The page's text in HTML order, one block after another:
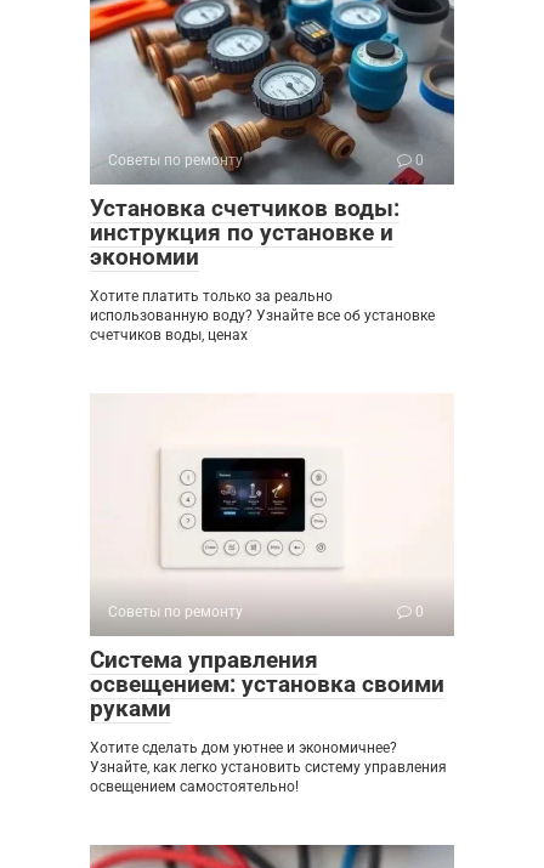
Советы по ремонту 0
Установка счетчиков воды:
инструкция по установке и
экономии
Хотите платить только за реально
использованную воду? Узнайте все об установке
счетчиков воды, ценах
Советы по ремонту 0
Система управления
освещением: установка своими
руками
Хотите сделать дом уютнее и экономичнее?
Узнайте, как легко установить систему управления
освещением самостоятельно!